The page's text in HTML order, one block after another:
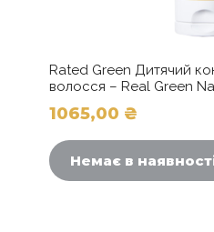
Rated Green Дитячий
волосся – Real Green
1065,00 ₴
Немає в